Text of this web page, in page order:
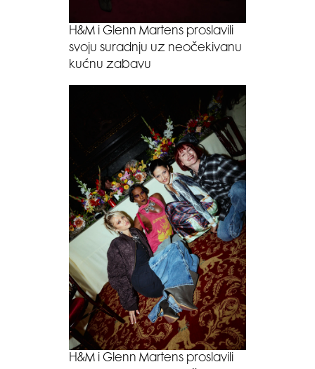
H&M i Glenn Martens proslavili
svoju suradnju uz neočekivanu
kućnu zabavu
H&M i Glenn Martens proslavili